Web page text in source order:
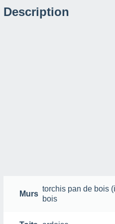
Description
Murs
torchis pan de bois
bois